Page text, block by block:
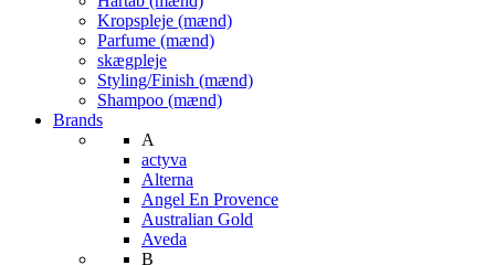
Kropspleje (mænd)
Parfume (mænd)
skægpleje
Styling/Finish (mænd)
Shampoo (mænd)
Brands
A
actyva
Alterna
Angel En Provence
Australian Gold
Aveda
B